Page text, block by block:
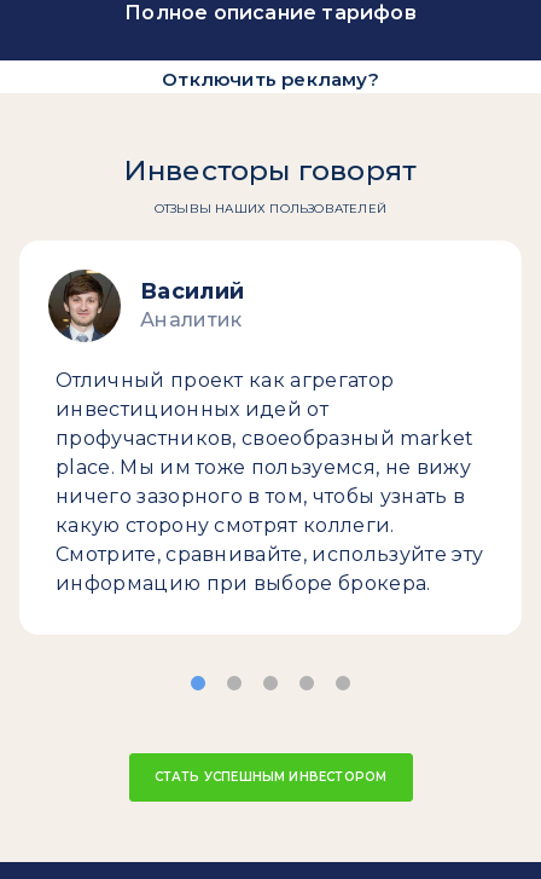
Полное описание тарифов
Отключить рекламу?
Инвесторы говорят
ОТЗЫВЫ НАШИХ ПОЛЬЗОВАТЕЛЕЙ
Василий
Аналитик
Отличный проект как агрегатор
инвестиционных идей от
профучастников, своеобразный market
place. Мы им тоже пользуемся, не вижу
ничего зазорного в том, чтобы узнать в
какую сторону смотрят коллеги.
Смотрите, сравнивайте, используйте эту
информацию при выборе брокера.
СТАТЬ УСПЕШНЫМ ИНВЕСТОРОМ